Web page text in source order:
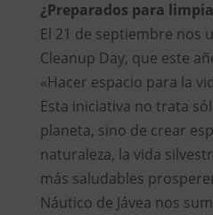
¿Preparados para
El 21 de septiembre nos
Cleanup Day, que este
«Hacer espacio para la
Esta iniciativa no trata
planeta, sino de crear
naturaleza, la vida
más saludables
Náutico de Jávea nos